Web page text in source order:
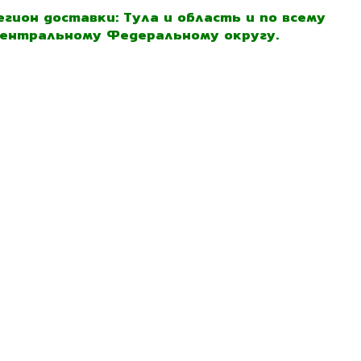
доставки: Тула и область и по всему
Федеральному округу.